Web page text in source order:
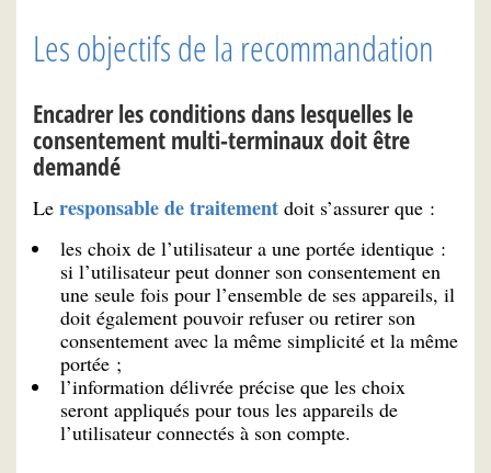
Les objectifs de la recommandation
Encadrer les conditions dans lesquelles le
consentement multi-terminaux doit être
demandé
Le responsable de traitement doit s’assurer que :
les choix de l’utilisateur a une portée identique :
si l’utilisateur peut donner son consentement en
une seule fois pour l’ensemble de ses appareils, il
doit également pouvoir refuser ou retirer son
consentement avec la même simplicité et la même
portée ;
l’information délivrée précise que les choix
seront appliqués pour tous les appareils de
l’utilisateur connectés à son compte.